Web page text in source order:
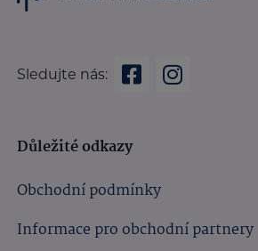
Sledujte nás:
Důležité odkazy
Obchodní podmínky
Informace pro obchodní partnery